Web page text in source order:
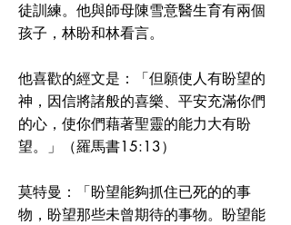
徒訓練。他與師母陳雪意醫生育有兩個
孩子，林盼和林看言。
他喜歡的經文是：「但願使人有盼望的
神，因信將諸般的喜樂、平安充滿你們
的心，使你們藉著聖靈的能力大有盼
望。」（羅馬書15:13）
莫特曼：「盼望能夠抓住已死的的事
物，盼望那些未曾期待的事物。盼望能